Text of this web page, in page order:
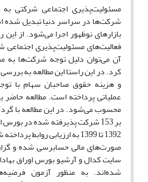
مسئولیت‌پذیری اجتماعی شرکتی
شرکت‌ها در سراسر دنیا تبدیل شده
بازارهای نوظهور اجرا می‌شود. از
فعالیت‌های مسئولیت‌پذیری
آن می‌توان دلیل توجه شرکت‌ها به
کرد. در این راستا این مطالعه به
و هزینه حقوق صاحبان سهام با
عملیاتی پرداخته است. مطالعه
محسوب می‌شود. در این مطالعه با
بر 153 شرکت پذیرفته شده در
1392 تا 1399 به ارزیابی
صورت‌های مالی حسابرسی شده و
سایت کدال و آرشیو بورس اوراق
شده‌اند. به منظور آزمون